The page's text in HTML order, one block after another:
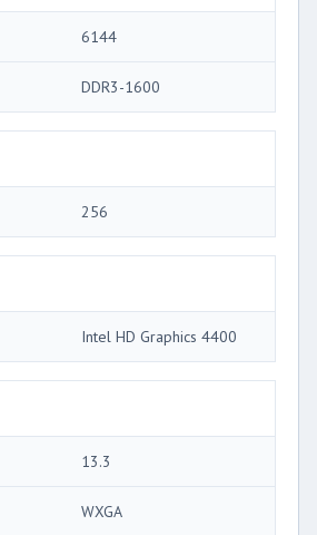
6144
DDR3-1600
256
Intel HD Graphics 4400
13.3
WXGA